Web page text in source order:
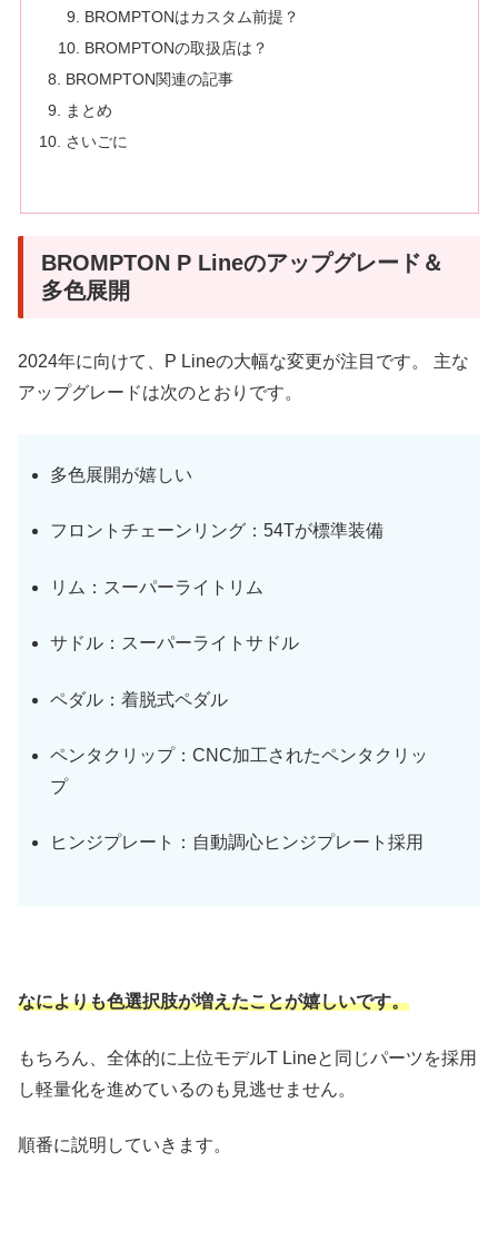
BROMPTONはカスタム前提？
BROMPTONの取扱店は？
BROMPTON関連の記事
まとめ
さいごに
BROMPTON P Lineのアップグレード＆
多色展開
2024年に向けて、P Lineの大幅な変更が注目です。 主な
アップグレードは次のとおりです。
多色展開が嬉しい
フロントチェーンリング：54Tが標準装備
リム：スーパーライトリム
サドル：スーパーライトサドル
ペダル：着脱式ペダル
ペンタクリップ：CNC加工されたペンタクリッ
プ
ヒンジプレート：自動調心ヒンジプレート採用
なによりも色選択肢が増えたことが嬉しいです。
もちろん、全体的に上位モデルT Lineと同じパーツを採用
し軽量化を進めているのも見逃せません。
順番に説明していきます。